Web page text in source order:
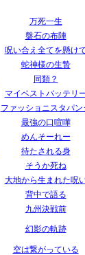
万死一生
盤石の布陣
呪い合え全てを懸け
蛇神様の生贄
同類？
マイベストバッテリ
ファッショニスタパン
最強の口喧嘩
めんそーれー
待たされる身
そうか死ね
大地から生まれた呪
背中で語る
九州決戦前
幻影の軌跡
空は繋がっている